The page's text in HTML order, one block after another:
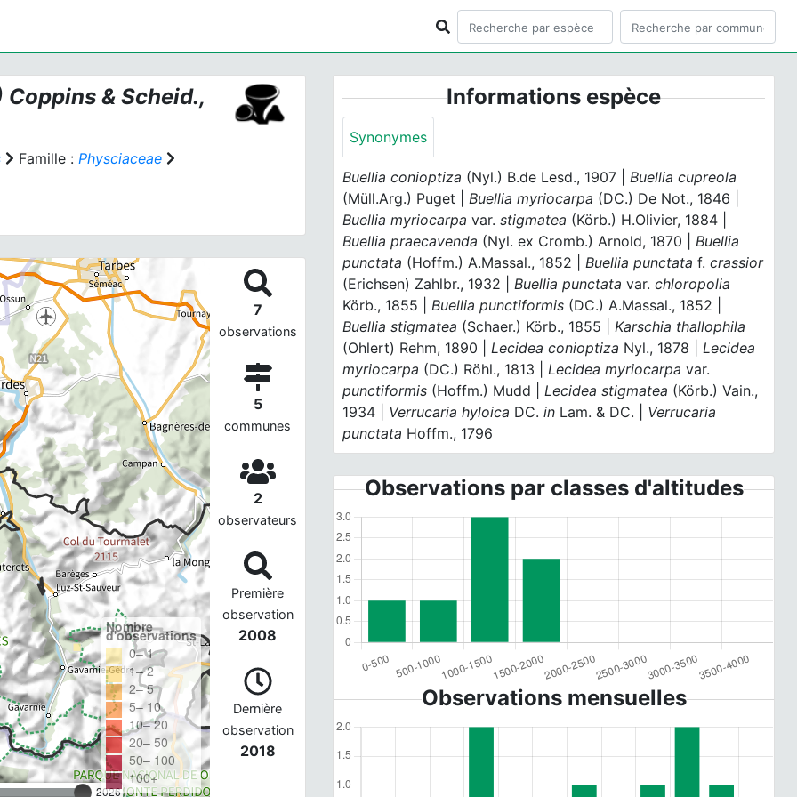
& Scheid.,
Famille : Physciaceae
2026
Nombre
d'observations
0– 1
1– 2
2– 5
5– 10
10– 20
20– 50
50– 100
100+
7
observations
5
communes
2
observateurs
Première
observation
2008
Dernière
observation
2018
Informations espèce
Synonymes
Buellia conioptiza (Nyl.) B.de Lesd., 1907 |Buellia cupreola
(Müll.Arg.) Puget |Buellia myriocarpa (DC.) De Not., 1846 |
Buellia myriocarpavar. stigmatea (Körb.) H.Olivier, 1884 |
Buellia praecavenda (Nyl. ex Cromb.) Arnold, 1870 |Buellia
punctata (Hoffm.) A.Massal., 1852 |Buellia punctataf. crassior
(Erichsen) Zahlbr., 1932 |Buellia punctatavar. chloropolia
Körb., 1855 |Buellia punctiformis (DC.) A.Massal., 1852 |
Buellia stigmatea (Schaer.) Körb., 1855 |Karschia thallophila
(Ohlert) Rehm, 1890 |Lecidea conioptiza Nyl., 1878 |Lecidea
myriocarpa (DC.) Röhl., 1813 |Lecidea myriocarpavar.
punctiformis (Hoffm.) Mudd |Lecidea stigmatea (Körb.) Vain.,
1934 | Verrucaria hyloica DC.in Lam. & DC. | Verrucaria
punctata Hoffm., 1796
Observations par classes d'altitudes
Observations mensuelles